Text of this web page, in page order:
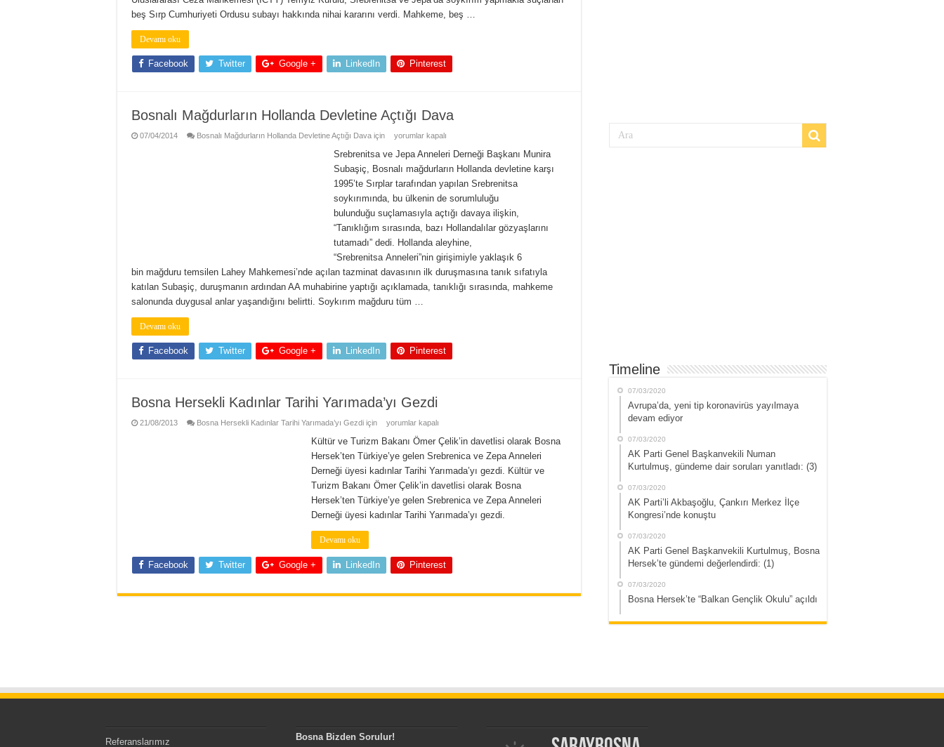
beş Sırp Cumhuriyeti Ordusu subayı hakkında nihai kararını verdi. Mahkeme, beş …
Devamı oku
Facebook Twitter Google + LinkedIn Pinterest
Bosnalı Mağdurların Hollanda Devletine Açtığı Dava
07/04/2014 Bosnalı Mağdurların Hollanda Devletine Açtığı Dava için yorumlar kapalı
Srebrenitsa ve Jepa Anneleri Derneği Başkanı Munira
Subaşiç, Bosnalı mağdurların Hollanda devletine karşı
1995’te Sırplar tarafından yapılan Srebrenitsa
soykırımında, bu ülkenin de sorumluluğu
bulunduğu suçlamasıyla açtığı davaya ilişkin,
“Tanıklığım sırasında, bazı Hollandalılar gözyaşlarını
tutamadı” dedi. Hollanda aleyhine,
“Srebrenitsa Anneleri”nin girişimiyle yaklaşık 6
bin mağduru temsilen Lahey Mahkemesi’nde açılan tazminat davasının ilk duruşmasına tanık sıfatıyla
katılan Subaşiç, duruşmanın ardından AA muhabirine yaptığı açıklamada, tanıklığı sırasında, mahkeme
salonunda duygusal anlar yaşandığını belirtti. Soykırım mağduru tüm …
Devamı oku
Facebook Twitter Google + LinkedIn Pinterest
Bosna Hersekli Kadınlar Tarihi Yarımada’yı Gezdi
21/08/2013 Bosna Hersekli Kadınlar Tarihi Yarımada’yı Gezdi için yorumlar kapalı
Kültür ve Turizm Bakanı Ömer Çelik’in davetlisi olarak Bosna
Hersek’ten Türkiye’ye gelen Srebrenica ve Zepa Anneleri
Derneği üyesi kadınlar Tarihi Yarımada’yı gezdi. Kültür ve
Turizm Bakanı Ömer Çelik’in davetlisi olarak Bosna
Hersek’ten Türkiye’ye gelen Srebrenica ve Zepa Anneleri
Derneği üyesi kadınlar Tarihi Yarımada’yı gezdi.
Devamı oku
Facebook Twitter Google + LinkedIn Pinterest
Timeline
07/03/2020
Avrupa’da, yeni tip koronavirüs yayılmaya
devam ediyor
07/03/2020
AK Parti Genel Başkanvekili Numan
Kurtulmuş, gündeme dair soruları yanıtladı: (3)
07/03/2020
AK Parti’li Akbaşoğlu, Çankırı Merkez İlçe
Kongresi’nde konuştu
07/03/2020
AK Parti Genel Başkanvekili Kurtulmuş, Bosna
Hersek’te gündemi değerlendirdi: (1)
07/03/2020
Bosna Hersek’te “Balkan Gençlik Okulu” açıldı
Referanslarımız Bosna Bizden Sorulur!